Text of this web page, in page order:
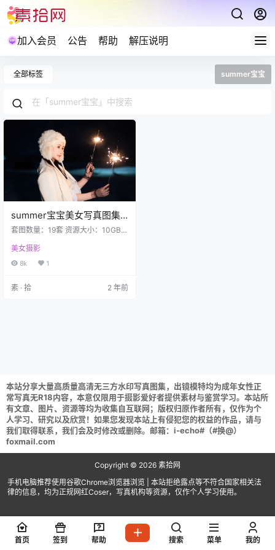
加入会员 公告 帮助 解压说明
全部标签 summer宝宝
summer宝宝美女写真图集
下载19套 10GB
套图数量：19套 资源大小：10GB
享，包括不限制于保存到自己网盘
也禁止在线解压。 XIUREN秀人网 2
21.09.17 NO.3965 summer宝宝(75
美女摄影
8k 1
素 · 拾 2 年前
本站分享大量高质量高清无三方水印写真图集，出镜模特均为成年女性正
常写真无R18内容，本意仅限用于摄影爱好者提供素材与鉴赏学习。本站所
有文章、图片、资源等均为收集自互联网；版权归原作者所有，仅作为个
人学习、研究以及欣赏！如果您发现本站上有侵犯您的权益的作品，请与
我们取得联系，我们会及时修改或删除。邮箱：i-echo#（#换@）
foxmail.com
Copyright © 2026 素拾网
手机电脑推荐使用谷歌Chrome浏览器浏览 | 本站拒绝露点等不符合国家相关法
律的信息，均为正规网红Coser，写真机构等资源，仅作个人学习使用。
首页 签到 帮助 搜索 菜单 我的